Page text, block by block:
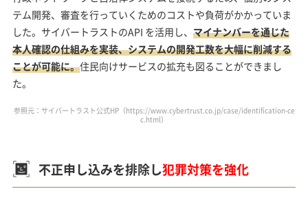
テム開発、審査を行っていくためのコストや負荷がかかっていま
した。サイバートラストのAPI を活用し、 マイナンバーを通じた
本人確認の仕組みを実装、システムの開発工数を大幅に削減する
ことが可能に。住民向けサービスの拡充も図ることができまし
た。
参照元：サイバートラスト公式HP（https://www.cybertrust.co.jp/case/identification-ce
c.html）
不正申し込みを排除し犯罪対策を強化